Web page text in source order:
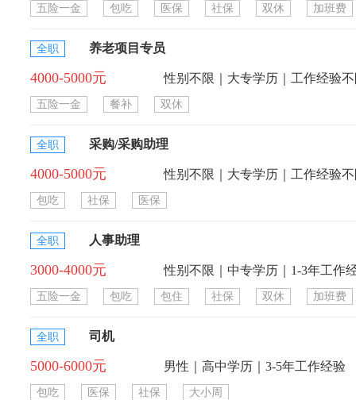
五险一金 包吃 医保 社保 双休 加班费
全职 养老项目专员
4000-5000元 性别不限｜大专学历｜工作经验
五险一金 餐补 双休
全职 采购/采购助理
4000-5000元 性别不限｜大专学历｜工作经验
包吃 社保 医保
全职 人事助理
3000-4000元 性别不限｜中专学历｜1-3年工作
五险一金 包吃 包住 社保 双休 加班费
全职 司机
5000-6000元 男性｜高中学历｜3-5年工作经验
包吃 医保 社保 大小周